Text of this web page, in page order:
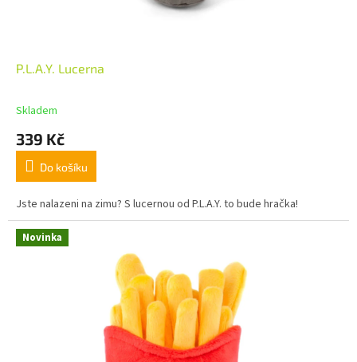
P.L.A.Y. Lucerna
Skladem
339 Kč
Do košíku
Jste nalazeni na zimu? S lucernou od P.L.A.Y. to bude hračka!
Novinka